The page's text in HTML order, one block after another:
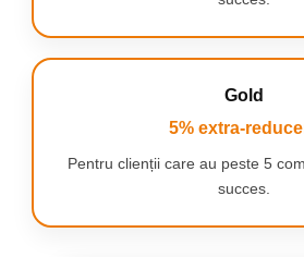
Gold
5% extra-
Pentru clienții care au peste 5
succes.